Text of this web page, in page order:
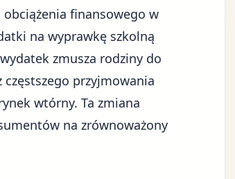
finansowego w
na wyprawkę szkolną
zmusza rodziny do
przyjmowania
wtórny. Ta zmiana
na zrównoważony